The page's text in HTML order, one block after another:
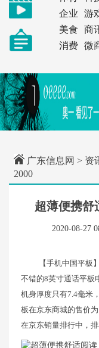
企业
游
美食
商
消费
微
广东信息网 > 资
2000
超薄便携舒
2020-08-27
【手机中国平板
不错的8英寸通话平板
机身厚度只有7.4毫米
板在京东商城的售价
在京东销量排行中，排